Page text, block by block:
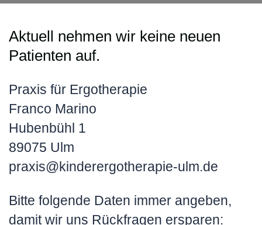
Aktuell nehmen wir keine neuen
Patienten auf.
Praxis für Ergotherapie
Franco Marino
Hubenbühl 1
89075 Ulm
praxis@kinderergotherapie-ulm.de
Bitte folgende Daten immer angeben,
damit wir uns Rückfragen ersparen: